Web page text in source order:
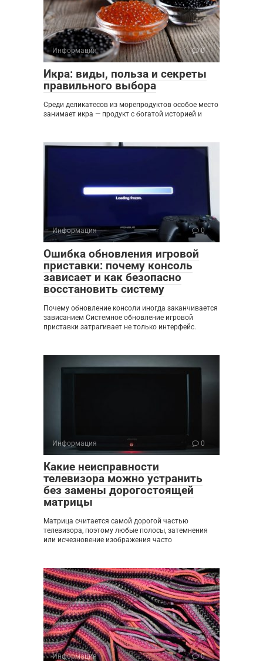
Информация 0
Икра: виды, польза и секреты
правильного выбора
Среди деликатесов из морепродуктов особое место
занимает икра — продукт с богатой историей и
Информация 0
Ошибка обновления игровой
приставки: почему консоль
зависает и как безопасно
восстановить систему
Почему обновление консоли иногда заканчивается
зависанием Системное обновление игровой
приставки затрагивает не только интерфейс.
Информация 0
Какие неисправности
телевизора можно устранить
без замены дорогостоящей
матрицы
Матрица считается самой дорогой частью
телевизора, поэтому любые полосы, затемнения
или исчезновение изображения часто
Информация 0